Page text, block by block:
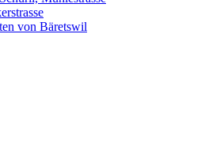
von Bäretswil